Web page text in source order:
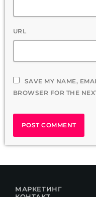
URL
SAVE MY NAME,
BROWSER FOR THE
МАРКЕТИНГ